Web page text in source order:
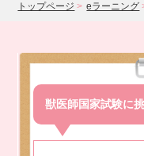
トップページ eラーニング
獣医師国家試験に